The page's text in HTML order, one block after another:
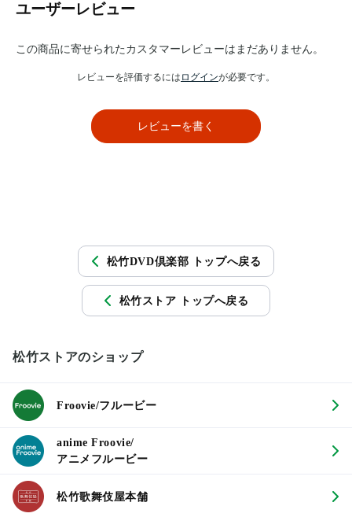
ユーザーレビュー
この商品に寄せられたカスタマーレビューはまだありません。
レビューを評価するには ログインが必要です。
レビューを書く
松竹DVD倶楽部 トップへ戻る
松竹ストア トップへ戻る
松竹ストアのショップ
Froovie/フルービー
anime Froovie/
アニメフルービー
松竹歌舞伎屋本舗